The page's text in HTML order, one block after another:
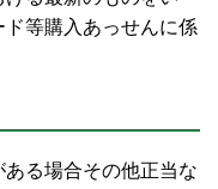
等購入あっせんに係
る場合その他正当な